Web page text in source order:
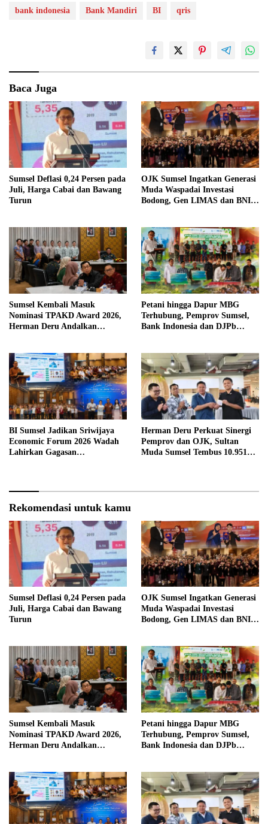
bank indonesia Bank Mandiri BI qris
Baca Juga
Sumsel Deflasi 0,24 Persen pada
Juli, Harga Cabai dan Bawang
Turun
OJK Sumsel Ingatkan Generasi
Muda Waspadai Investasi
Bodong, Gen LIMAS dan BNI
Sumsel Kembali Masuk
Nominasi TPAKD Award 2026,
Herman Deru Andalkan
Petani hingga Dapur MBG
Terhubung, Pemprov Sumsel,
Bank Indonesia dan DJPb
BI Sumsel Jadikan Sriwijaya
Economic Forum 2026 Wadah
Lahirkan Gagasan
Herman Deru Perkuat Sinergi
Pemprov dan OJK, Sultan
Muda Sumsel Tembus 10.951
Rekomendasi untuk kamu
Sumsel Deflasi 0,24 Persen pada
Juli, Harga Cabai dan Bawang
Turun
OJK Sumsel Ingatkan Generasi
Muda Waspadai Investasi
Bodong, Gen LIMAS dan BNI
Sumsel Kembali Masuk
Nominasi TPAKD Award 2026,
Herman Deru Andalkan
Petani hingga Dapur MBG
Terhubung, Pemprov Sumsel,
Bank Indonesia dan DJPb